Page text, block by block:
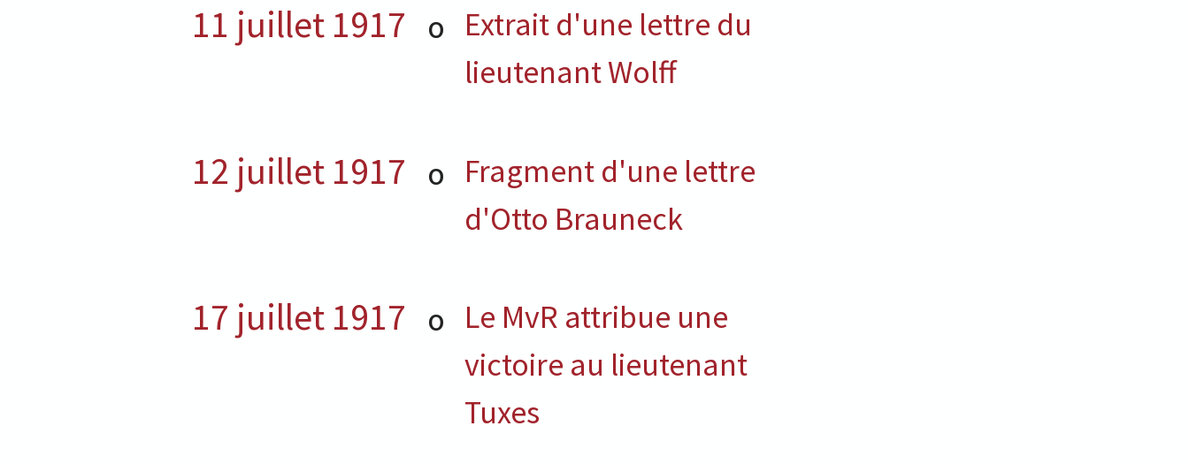
11 juillet 1917 O
Extrait d'une lettre du
lieutenant Wolff
12 juillet 1917 O
Fragment d'une lettre
d'Otto Brauneck
17 juillet 1917 O
Le MvR attribue une
victoire au lieutenant
Tuxes